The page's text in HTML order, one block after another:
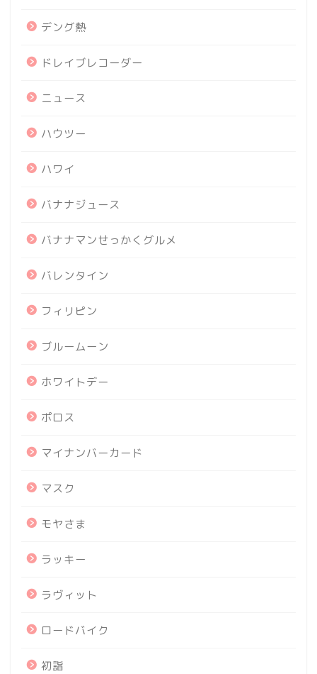
デング熱
ドレイブレコーダー
ニュース
ハウツー
ハワイ
バナナジュース
バナナマンせっかくグルメ
バレンタイン
フィリピン
ブルームーン
ホワイトデー
ポロス
マイナンバーカード
マスク
モヤさま
ラッキー
ラヴィット
ロードバイク
初詣